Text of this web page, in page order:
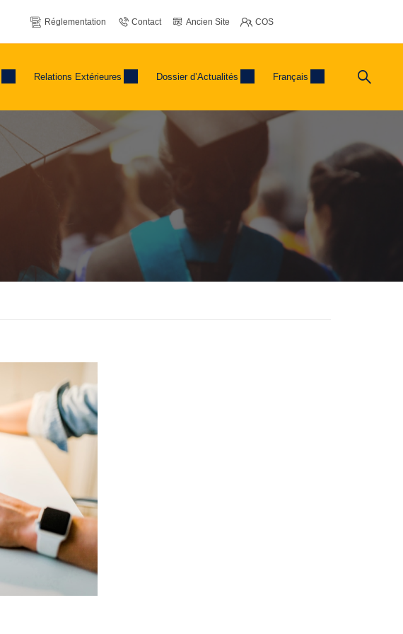
Réglementation Contact Ancien Site COS
Relations Extérieures Dossier d’Actualités Français